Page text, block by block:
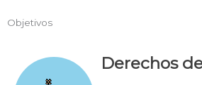
Objetivos
Derechos